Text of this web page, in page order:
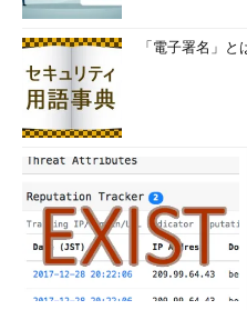
「電子署名」